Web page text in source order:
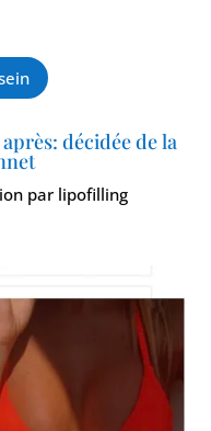
décidée de la
par lipofilling